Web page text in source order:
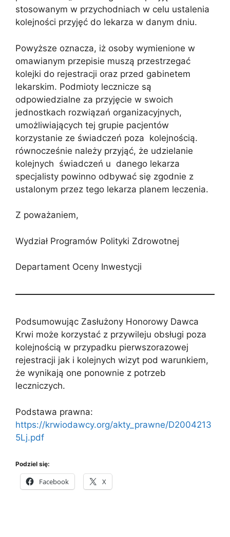
stosowanym w przychodniach w celu ustalenia
kolejności przyjęć do lekarza w danym dniu.
Powyższe oznacza, iż osoby wymienione w
omawianym przepisie muszą przestrzegać
kolejki do rejestracji oraz przed gabinetem
lekarskim. Podmioty lecznicze są
odpowiedzialne za przyjęcie w swoich
jednostkach rozwiązań organizacyjnych,
umożliwiających tej grupie pacjentów
korzystanie ze świadczeń poza kolejnością.
równocześnie należy przyjąć, że udzielanie
kolejnych świadczeń u danego lekarza
specjalisty powinno odbywać się zgodnie z
ustalonym przez tego lekarza planem leczenia.
Z poważaniem,
Wydział Programów Polityki Zdrowotnej
Departament Oceny Inwestycji
Podsumowując Zasłużony Honorowy Dawca
Krwi może korzystać z przywileju obsługi poza
kolejnością w przypadku pierwszorazowej
rejestracji jak i kolejnych wizyt pod warunkiem,
że wynikają one ponownie z potrzeb
leczniczych.
Podstawa prawna:
https://krwiodawcy.org/akty_prawne/D2004213
5Lj.pdf
Podziel się:
Facebook X